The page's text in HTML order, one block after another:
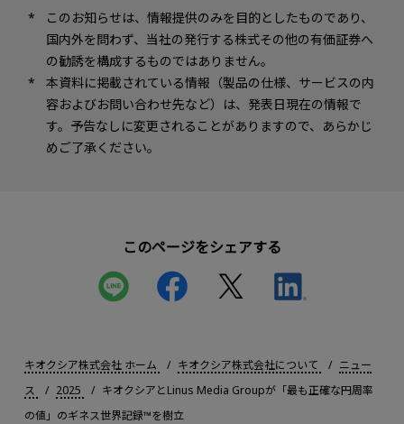
このお知らせは、情報提供のみを目的としたものであり、
国内外を問わず、当社の発行する株式その他の有価証券へ
の勧誘を構成するものではありません。
本資料に掲載されている情報（製品の仕様、サービスの内
容およびお問い合わせ先など）は、発表日現在の情報で
す。予告なしに変更されることがありますので、あらかじ
めご了承ください。
このページをシェアする
キオクシア株式会社 ホーム キオクシア株式会社について
ニュー
ス
2025
キオクシアとLinus Media Groupが「最も正確な円周率
の値」のギネス世界記録™を樹立